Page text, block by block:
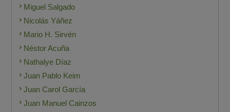
Miguel Salgado
Nicolás Yáñez
Mario H. Sirvén
Néstor Acuña
Nathalye Díaz
Juan Pablo Keim
Juan Carol García
Juan Manuel Cainzos